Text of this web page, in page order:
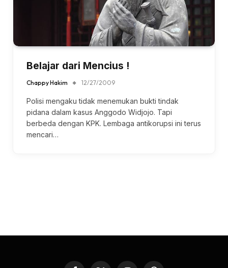
Belajar dari Mencius !
Chappy Hakim 12/27/2009
Polisi mengaku tidak menemukan bukti tindak
pidana dalam kasus Anggodo Widjojo. Tapi
berbeda dengan KPK. Lembaga antikorupsi ini terus
mencari…